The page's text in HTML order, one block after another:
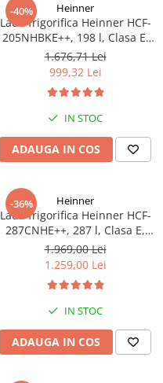
-40% Heinner
Lada frigorifica Heinner HCF-
205NHBKE++, 198 l, Clasa E,
Compresor inverter, Display
waterproof, Negru
1.676,71 Lei
999,32 Lei
IN STOC
ADAUGA IN COS
-36% Heinner
Lada frigorifica Heinner HCF-
287CNHE++, 287 l, Clasa E,
Compresor inverter, Iluminare
LED, Functionalitate frigider,
Alb
1.969,00 Lei
1.259,00 Lei
IN STOC
ADAUGA IN COS